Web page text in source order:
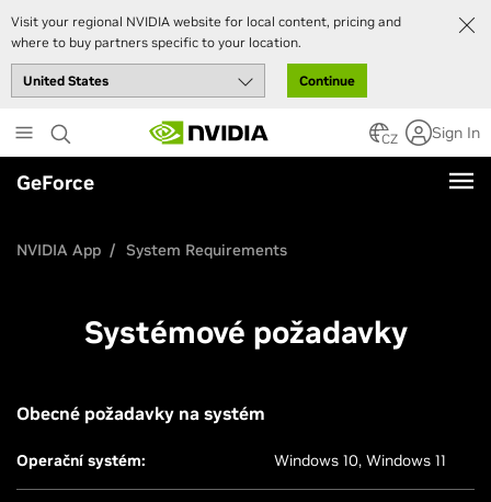
Visit your regional NVIDIA website for local content, pricing and
where to buy partners specific to your location.
Continue
to
main
content
CZ Sign In
GeForce
NVIDIA App System Requirements
Systémové požadavky
Obecné požadavky na systém
Operační systém: Windows 10, Windows 11